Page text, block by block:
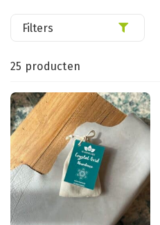
25 producten
Filters